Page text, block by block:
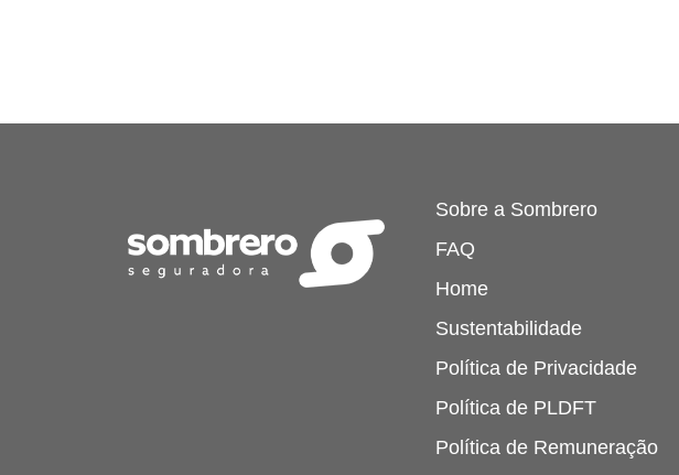
Sobre a Sombrero
FAQ
Home
Sustentabilidade
Política de Privacidade
Política de PLDFT
Política de Remuneração